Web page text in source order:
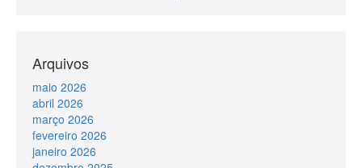
Arquivos
maio 2026
abril 2026
março 2026
fevereiro 2026
janeiro 2026